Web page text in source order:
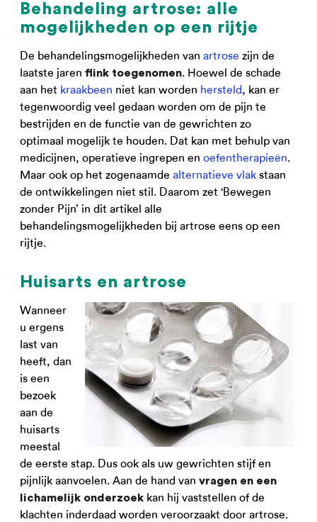
Behandeling artrose: alle
mogelijkheden op een rijtje
De behandelingsmogelijkheden van artrose zijn de
laatste jaren flink toegenomen. Hoewel de schade
aan het kraakbeen niet kan worden hersteld, kan er
tegenwoordig veel gedaan worden om de pijn te
bestrijden en de functie van de gewrichten zo
optimaal mogelijk te houden. Dat kan met behulp van
medicijnen, operatieve ingrepen en oefentherapieën.
Maar ook op het zogenaamde alternatieve vlak staan
de ontwikkelingen niet stil. Daarom zet ‘Bewegen
zonder Pijn’ in dit artikel alle
behandelingsmogelijkheden bij artrose eens op een
rijtje.
Huisarts en artrose
Wanneer
u ergens
last van
heeft, dan
is een
bezoek
aan de
huisarts
meestal
de eerste stap. Dus ook als uw gewrichten stijf en
pijnlijk aanvoelen. Aan de hand van vragen en een
lichamelijk onderzoek kan hij vaststellen of de
klachten inderdaad worden veroorzaakt door artrose.